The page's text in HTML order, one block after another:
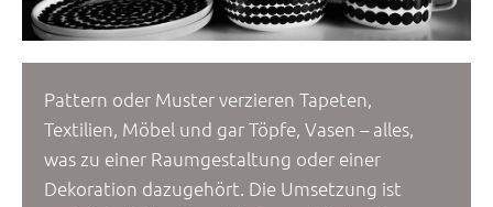
Pattern oder Muster verzieren Tapeten,
Textilien, Möbel und gar Töpfe, Vasen – alles,
was zu einer Raumgestaltung oder einer
Dekoration dazugehört. Die Umsetzung ist